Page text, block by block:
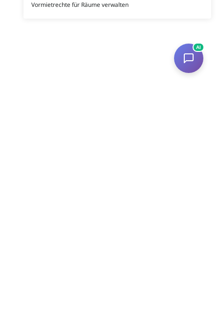
Vormietrechte für Räume verwalten
AI